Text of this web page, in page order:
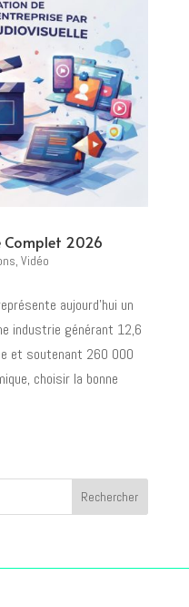
Complet 2026
Vidéo
aujourd’hui un
industrie générant 12,6
et soutenant 260 000
choisir la bonne